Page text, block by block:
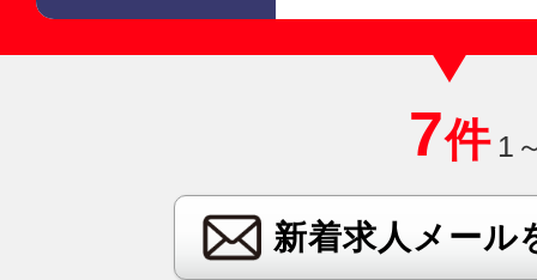
7件 1
新着求人メール